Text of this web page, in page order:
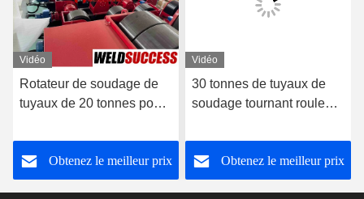
Vidéo
Rotateur de soudage de
tuyaux de 20 tonnes pour
Obtenez le meilleur prix
Vidéo
30 tonnes de tuyaux de
soudage tournant rouleau
Obtenez le meilleur prix